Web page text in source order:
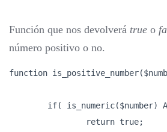
Función que nos devolverá true o
número positivo o no.
function